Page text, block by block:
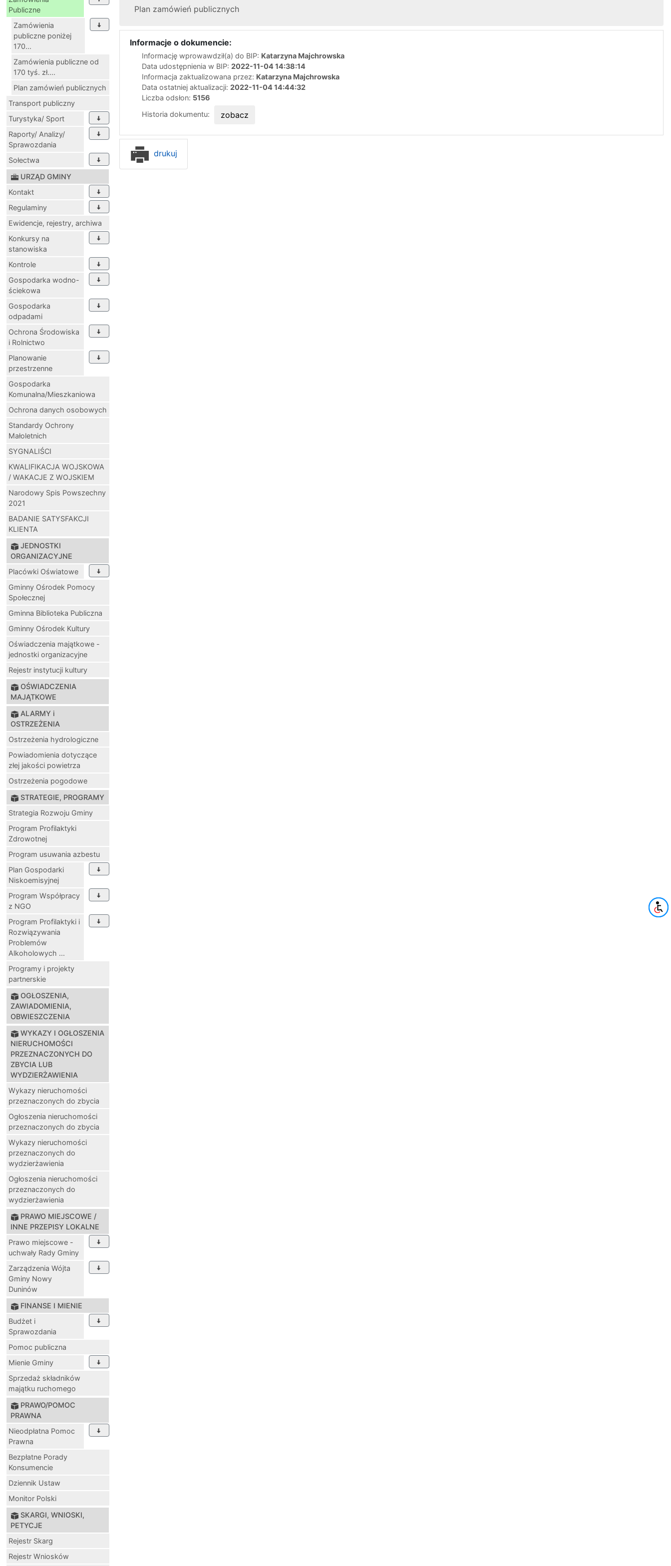
Publiczne
Zamówienia
publiczne poniżej
170...
Zamówienia publiczne od
170 tyś. zł....
Plan zamówień publicznych
Transport publiczny
Turystyka/ Sport
Raporty/ Analizy/
Sprawozdania
Sołectwa
URZĄD GMINY
Kontakt
Regulaminy
Ewidencje, rejestry, archiwa
Konkursy na
stanowiska
Kontrole
Gospodarka wodno-
ściekowa
Gospodarka
odpadami
Ochrona Środowiska
i Rolnictwo
Planowanie
przestrzenne
Gospodarka
Komunalna/Mieszkaniowa
Ochrona danych osobowych
Standardy Ochrony
Małoletnich
SYGNALIŚCI
KWALIFIKACJA WOJSKOWA
/ WAKACJE Z WOJSKIEM
Narodowy Spis Powszechny
2021
BADANIE SATYSFAKCJI
KLIENTA
JEDNOSTKI
ORGANIZACYJNE
Placówki Oświatowe
Gminny Ośrodek Pomocy
Społecznej
Gminna Biblioteka Publiczna
Gminny Ośrodek Kultury
Oświadczenia majątkowe -
jednostki organizacyjne
Rejestr instytucji kultury
OŚWIADCZENIA
MAJĄTKOWE
ALARMY i
OSTRZEŻENIA
Ostrzeżenia hydrologiczne
Powiadomienia dotyczące
złej jakości powietrza
Ostrzeżenia pogodowe
STRATEGIE, PROGRAMY
Strategia Rozwoju Gminy
Program Profilaktyki
Zdrowotnej
Program usuwania azbestu
Plan Gospodarki
Niskoemisyjnej
Program Współpracy
z NGO
Program Profilaktyki i
Rozwiązywania
Problemów
Alkoholowych ...
Programy i projekty
partnerskie
OGŁOSZENIA,
ZAWIADOMIENIA,
OBWIESZCZENIA
WYKAZY I OGŁOSZENIA
NIERUCHOMOŚCI
PRZEZNACZONYCH DO
ZBYCIA LUB
WYDZIERŻAWIENIA
Wykazy nieruchomości
przeznaczonych do zbycia
Ogłoszenia nieruchomości
przeznaczonych do zbycia
Wykazy nieruchomości
przeznaczonych do
wydzierżawienia
Ogłoszenia nieruchomości
przeznaczonych do
wydzierżawienia
PRAWO MIEJSCOWE /
INNE PRZEPISY LOKALNE
Prawo miejscowe -
uchwały Rady Gminy
Zarządzenia Wójta
Gminy Nowy
Duninów
FINANSE I MIENIE
Budżet i
Sprawozdania
Pomoc publiczna
Mienie Gminy
Sprzedaż składników
majątku ruchomego
PRAWO/POMOC
PRAWNA
Nieodpłatna Pomoc
Prawna
Bezpłatne Porady
Konsumencie
Dziennik Ustaw
Monitor Polski
SKARGI, WNIOSKI,
PETYCJE
Rejestr Skarg
Rejestr Wniosków
Plan zamówień publicznych
Informacje o dokumencie:
Informację wprowawdził(a) do BIP: Katarzyna Majchrowska
Data udostępnienia w BIP: 2022-11-04 14:38:14
Informacja zaktualizowana przez: Katarzyna Majchrowska
Data ostatniej aktualizacji: 2022-11-04 14:44:32
Liczba odsłon: 5156
Historia dokumentu:
zobacz
drukuj